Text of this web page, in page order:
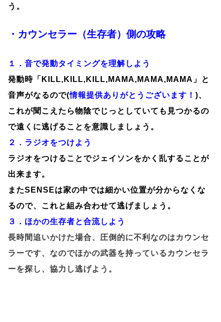
う。
・カウンセラー（生存者）側の攻略
１．音で発動タイミングを理解しよう
発動時「KILL,KILL,KILL,MAMA,MAMA,MAMA」と
音声がなるので(情報提供ありがとうございます！)、
これが聞こえたら物陰でじっとしていても見つかるの
で遠くに逃げることを意識しましょう。
２．ラジオをつけよう
ラジオをつけることでジェイソンをかく乱することが
出来ます。
またSENSEは家の中では細かい位置が分からなくな
るので、これと組み合わせて逃げましょう。
３．ほかの生存者と合流しよう
長時間追いかけた場合、圧倒的に不利なのはカウンセ
ラーです、なのでほかの武器を持っているカウンセラ
ーを探し、協力し逃げよう。